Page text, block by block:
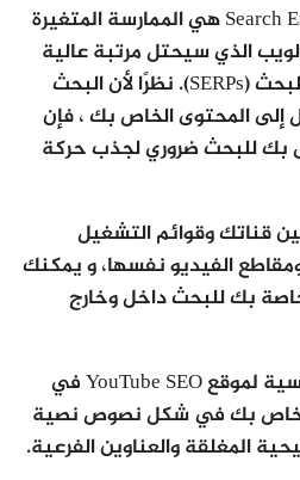
Search Engine Optimization (SEO) هي الممارسة المتغيرة
الذي سيحتل مرتبة عالية
في صفحات نتائج محرك البحث (SERPs). نظرًا لأن البحث
إلى المحتوى الخاص بك ، فإن
بك للبحث ضروري لجذب حركة
قناتك وقوائم التشغيل
الفيديو نفسها، و يمكنك
بك للبحث داخل وخارج
يتمثل أحد المكونات الرئيسية لموقع YouTube SEO في
بك في شكل نصوص نصية
المغلقة والعناوين الفرعية.